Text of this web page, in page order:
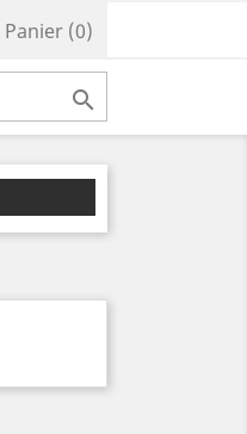
Panier (0)
